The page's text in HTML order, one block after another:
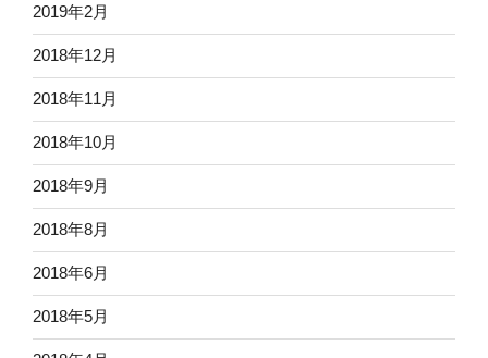
2019年2月
2018年12月
2018年11月
2018年10月
2018年9月
2018年8月
2018年6月
2018年5月